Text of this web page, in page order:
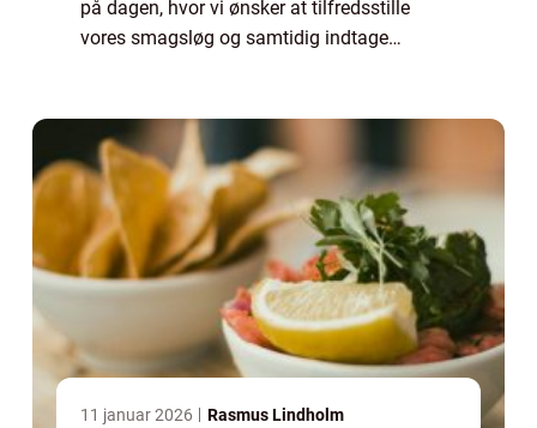
på dagen, hvor vi ønsker at tilfredsstille
vores smagsløg og samtidig indtage
mange forskel...
11 januar 2026 Rasmus Lindholm